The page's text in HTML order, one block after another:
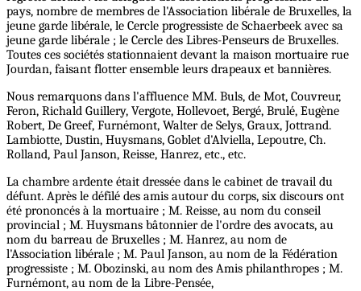
pays, nombre de membres de l'Association libérale de Bruxelles, la
jeune garde libérale, le Cercle progressiste de Schaerbeek avec sa
jeune garde libérale ; le Cercle des Libres-Penseurs de Bruxelles.
Toutes ces sociétés stationnaient devant la maison mortuaire rue
Jourdan, faisant flotter ensemble leurs drapeaux et bannières.
Nous remarquons dans l'affluence MM. Buls, de Mot, Couvreur,
Feron, Richald Guillery, Vergote, Hollevoet, Bergé, Brulé, Eugène
Robert, De Greef, Furnémont, Walter de Selys, Graux, Jottrand.
Lambiotte, Dustin, Huysmans, Goblet d'Alviella, Lepoutre, Ch.
Rolland, Paul Janson, Reisse, Hanrez, etc., etc.
La chambre ardente était dressée dans le cabinet de travail du
défunt. Après le défilé des amis autour du corps, six discours ont
été prononcés à la mortuaire ; M. Reisse, au nom du conseil
provincial ; M. Huysmans bâtonnier de l'ordre des avocats, au
nom du barreau de Bruxelles ; M. Hanrez, au nom de
l'Association libérale ; M. Paul Janson, au nom de la Fédération
progressiste ; M. Obozinski, au nom des Amis philanthropes ; M.
Furnémont, au nom de la Libre-Pensée,